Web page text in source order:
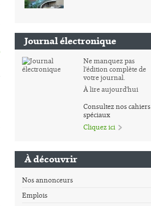
Journal électronique
Ne manquez pas
l'édition complète de
votre journal.
À lire aujourd'hui
Consultez nos cahiers
spéciaux
Cliquez ici
À découvrir
Nos annonceurs
Emplois